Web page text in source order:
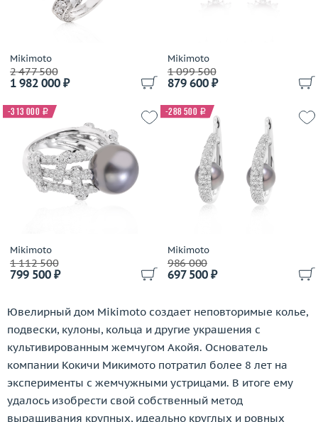
Bochic
Breuning
British Academy of Jewellery
Brumani
Buccellati
Bucherer
Buzio Luciano
Bvlgari
Cacharel
Callegher Gioielli
Cantamessa
Carats
Carl F. Bucherer
Carla Amorim
Carlo Luca Della Quercia
Carrera y Carrera
Cartier
Mikimoto
2 477 500
1 982 000 ₽
Mikimoto
1 099 500
879 600 ₽
Mikimoto
1 112 500
799 500 ₽
-313 000 i
Mikimoto
986 000
697 500 ₽
-288 500 i
Ювелирный дом Mikimoto создает неповторимые колье,
подвески, кулоны, кольца и другие украшения с
культивированным жемчугом Акойя. Основатель
компании Кокичи Микимото потратил более 8 лет на
эксперименты с жемчужными устрицами. В итоге ему
удалось изобрести свой собственный метод
выращивания крупных, идеально круглых и ровных